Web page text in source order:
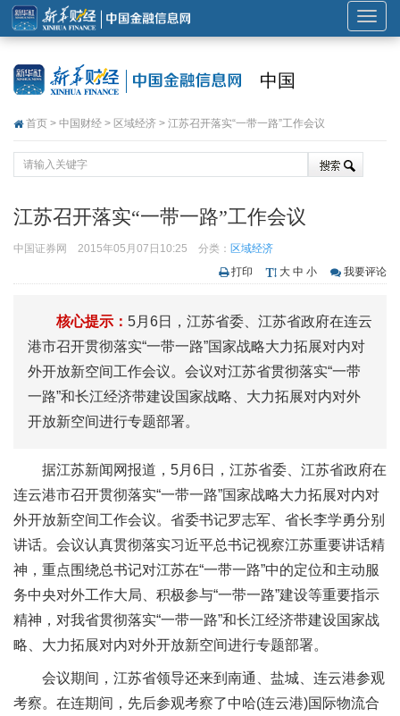
展
开
中国
首页 > 中国财经 > 区域经济 > 江苏召开落实“一带一路”工作会议
江苏召开落实“一带一路”工作会议
中国证券网 2015年05月07日10:25 分类： 区域经济
打印
大 中 小 我要评论
核心提示： 5月6日，江苏省委、江苏省政府在连云
港市召开贯彻落实“一带一路”国家战略大力拓展对内对
外开放新空间工作会议。会议对江苏省贯彻落实“一带
一路”和长江经济带建设国家战略、大力拓展对内对外
开放新空间进行专题部署。
据江苏新闻网报道，5月6日，江苏省委、江苏省政府在
连云港市召开贯彻落实“一带一路”国家战略大力拓展对内对
外开放新空间工作会议。省委书记罗志军、省长李学勇分别
讲话。会议认真贯彻落实习近平总书记视察江苏重要讲话精
神，重点围绕总书记对江苏在“一带一路”中的定位和主动服
务中央对外工作大局、积极参与“一带一路”建设等重要指示
精神，对我省贯彻落实“一带一路”和长江经济带建设国家战
略、大力拓展对内对外开放新空间进行专题部署。
会议期间，江苏省领导还来到南通、盐城、连云港参观
考察。在连期间，先后参观考察了中哈(连云港)国际物流合